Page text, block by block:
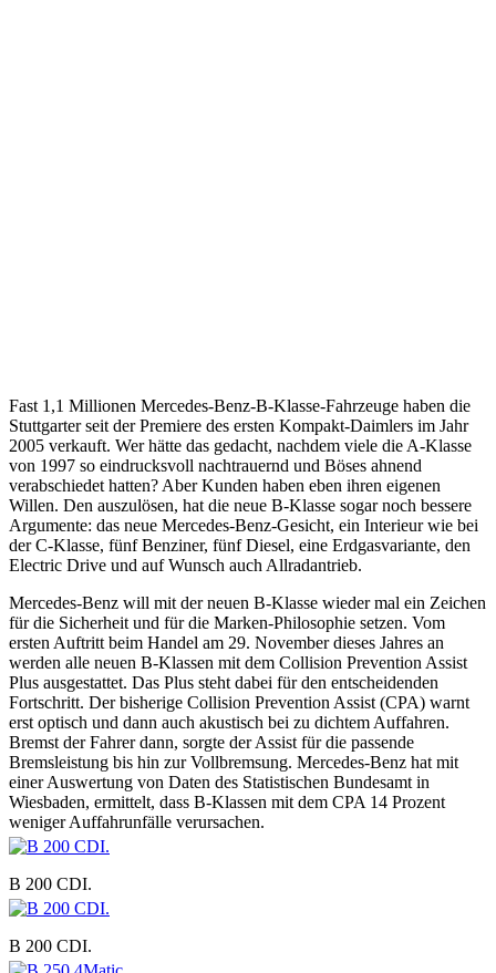
Fast 1,1 Millionen Mercedes-Benz-B-Klasse-Fahrzeuge haben die
Stuttgarter seit der Premiere des ersten Kompakt-Daimlers im Jahr
2005 verkauft. Wer hätte das gedacht, nachdem viele die A-Klasse
von 1997 so eindrucksvoll nachtrauernd und Böses ahnend
verabschiedet hatten? Aber Kunden haben eben ihren eigenen
Willen. Den auszulösen, hat die neue B-Klasse sogar noch bessere
Argumente: das neue Mercedes-Benz-Gesicht, ein Interieur wie bei
der C-Klasse, fünf Benziner, fünf Diesel, eine Erdgasvariante, den
Electric Drive und auf Wunsch auch Allradantrieb.
Mercedes-Benz will mit der neuen B-Klasse wieder mal ein Zeichen
für die Sicherheit und für die Marken-Philosophie setzen. Vom
ersten Auftritt beim Handel am 29. November dieses Jahres an
werden alle neuen B-Klassen mit dem Collision Prevention Assist
Plus ausgestattet. Das Plus steht dabei für den entscheidenden
Fortschritt. Der bisherige Collision Prevention Assist (CPA) warnt
erst optisch und dann auch akustisch bei zu dichtem Auffahren.
Bremst der Fahrer dann, sorgte der Assist für die passende
Bremsleistung bis hin zur Vollbremsung. Mercedes-Benz hat mit
einer Auswertung von Daten des Statistischen Bundesamt in
Wiesbaden, ermittelt, dass B-Klassen mit dem CPA 14 Prozent
weniger Auffahrunfälle verursachen.
B 200 CDI.
B 200 CDI.